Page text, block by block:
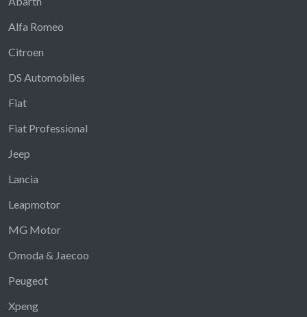
Alfa Romeo
Citroen
DS Automobiles
Fiat
Fiat Professional
Jeep
Lancia
Leapmotor
MG Motor
Omoda & Jaecoo
Peugeot
Xpeng